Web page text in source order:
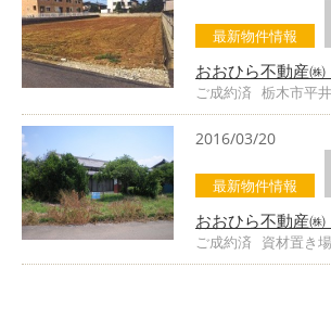
最新物件情報
おおひら不動産
ご成約済 栃木市
2016/03/20
最新物件情報
おおひら不動産
ご成約済 資材置き